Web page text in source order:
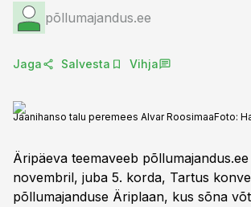
põllumajandus.ee
Jaga Salvesta Vihja
Jaanihanso talu peremees Alvar RoosimaaFoto:
Äripäeva teemaveeb
novembril, juba 5. korda, Tartus
põllumajanduse Äriplaan, kus sõna